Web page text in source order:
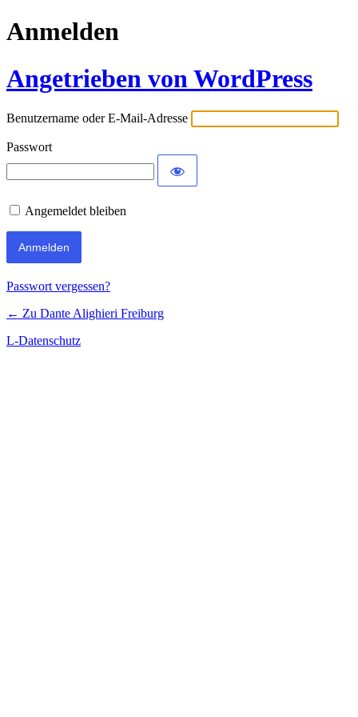
Anmelden
Angetrieben von WordPress
Benutzername oder E-Mail-Adresse
Passwort
Angemeldet bleiben
Passwort vergessen?
← Zu Dante Alighieri Freiburg
L-Datenschutz